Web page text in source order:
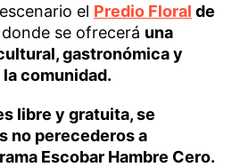
el Predio Floral de
donde se ofrecerá una
gastronómica y
comunidad.
libre y gratuita, se
no perecederos a
Escobar Hambre Cero.